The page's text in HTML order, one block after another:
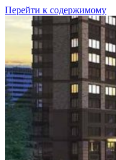
Перейти к содержимому